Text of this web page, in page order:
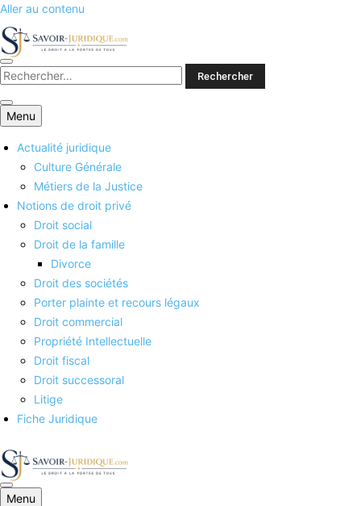
Aller au contenu
Savoirs juridiques
Menu
Actualité juridique
Culture Générale
Métiers de la Justice
Notions de droit privé
Droit social
Droit de la famille
Divorce
Droit des sociétés
Porter plainte et recours légaux
Droit commercial
Propriété Intellectuelle
Droit fiscal
Droit successoral
Litige
Fiche Juridique
Menu